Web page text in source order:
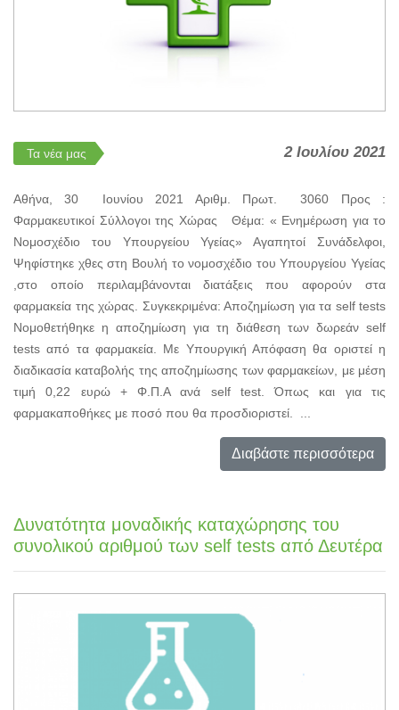
Τα νέα μας 2 Ιουλίου 2021
Αθήνα, 30 Ιουνίου 2021 Αριθμ. Πρωτ. 3060 Προς :
Φαρμακευτικοί Σύλλογοι της Χώρας Θέμα: « Ενημέρωση για το
Νομοσχέδιο του Υπουργείου Υγείας» Αγαπητοί Συνάδελφοι,
Ψηφίστηκε χθες στη Βουλή το νομοσχέδιο του Υπουργείου Υγείας
,στο οποίο περιλαμβάνονται διατάξεις που αφορούν στα
φαρμακεία της χώρας. Συγκεκριμένα: Αποζημίωση για τα self tests
Νομοθετήθηκε η αποζημίωση για τη διάθεση των δωρεάν self
tests από τα φαρμακεία. Με Υπουργική Απόφαση θα οριστεί η
διαδικασία καταβολής της αποζημίωσης των φαρμακείων, με μέση
τιμή 0,22 ευρώ + Φ.Π.Α ανά self test. Όπως και για τις
φαρμακαποθήκες με ποσό που θα προσδιοριστεί. ...
Διαβάστε περισσότερα
Δυνατότητα μοναδικής καταχώρησης του
συνολικού αριθμού των self tests από Δευτέρα